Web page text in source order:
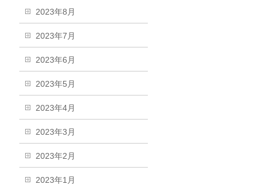
2023年8月
2023年7月
2023年6月
2023年5月
2023年4月
2023年3月
2023年2月
2023年1月